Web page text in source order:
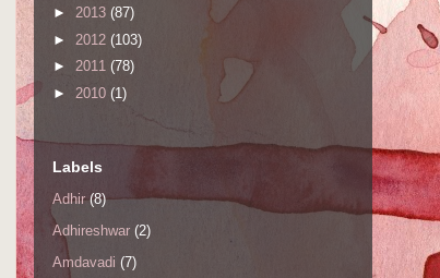
► 2013 (87)
► 2012 (103)
► 2011 (78)
► 2010 (1)
Labels
Adhir (8)
Adhireshwar (2)
Amdavadi (7)